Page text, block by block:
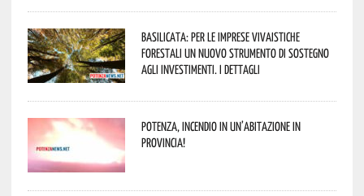
Basilicata: per le imprese vivaistiche
forestali un nuovo strumento di sostegno
agli investimenti. I dettagli
Potenza, incendio in un’abitazione in
provincia!